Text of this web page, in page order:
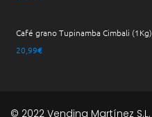
Café grano Tupinamba Cimbali (1Kg)
20,99€
© 2022 Vending Martínez S.L.